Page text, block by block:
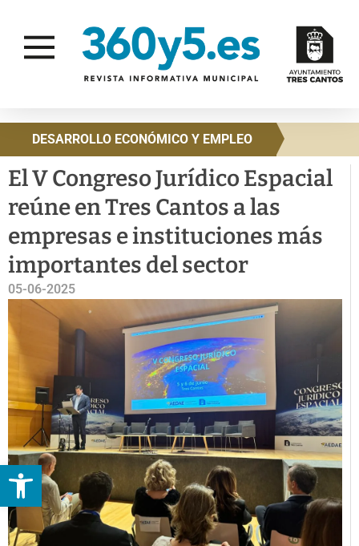
Abrir barra de herramientas
DESARROLLO ECONÓMICO Y EMPLEO
El V Congreso Jurídico Espacial
reúne en Tres Cantos a las
empresas e instituciones más
importantes del sector
05-06-2025